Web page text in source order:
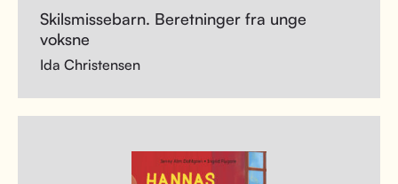
Skilsmissebarn. Beretninger fra unge
voksne
Ida Christensen